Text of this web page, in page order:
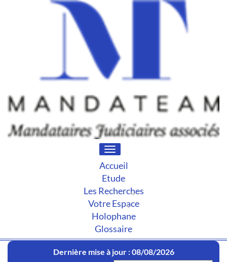
Toggle
navigation
Accueil
Etude
Les Recherches
Votre Espace
Holophane
Glossaire
Dernière mise à jour : 08/08/2026